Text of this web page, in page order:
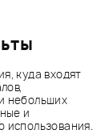
куда входят
небольших
и
использования.